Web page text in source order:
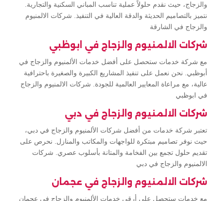
والزجاج، حيث نقدم حلولاً عملية تناسب المباني السكنية والتجارية.
نتميز بالتصاميم الحديثة والدقة العالية في التنفيذ. شركات الالمنيوم
والزجاج في الشارقة
شركات الالمنيوم والزجاج في ابوظبي
مع شركة خدمات ستحصل على أفضل خدمات الألمنيوم والزجاج في
أبوظبي. نحن نعمل على تنفيذ المشاريع الكبيرة والصغيرة باحترافية
عالية، مع مراعاة المعايير العالمية للجودة. شركات الالمنيوم والزجاج
في ابوظبي
شركات الالمنيوم والزجاج في دبي
تعتبر شركة خدمات من أفضل شركات الألمنيوم والزجاج في دبي،
حيث نوفر تصاميم مبتكرة للواجهات والمكاتب والمنازل. نحرص على
تقديم حلول تجمع بين الفخامة والمتانة بأسلوب عصري. شركات
الالمنيوم والزجاج في دبي
شركات الالمنيوم والزجاج في عجمان
مع خدمات ستحصل على أرقى خدمات الألمنيوم والزجاج في عجمان